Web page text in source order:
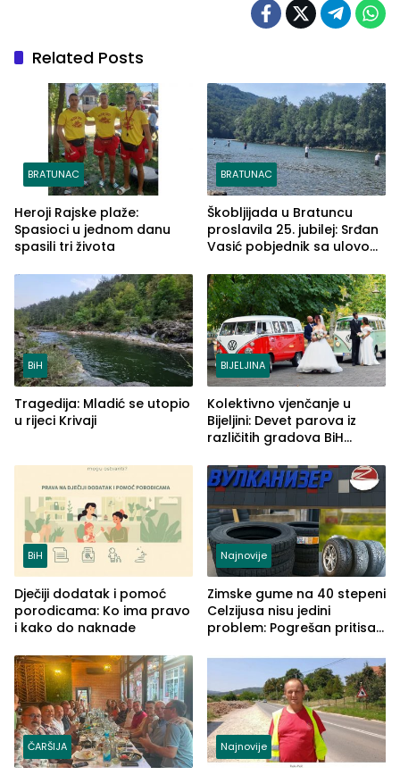
Related Posts
BRATUNAC
Heroji Rajske plaže:
Spasioci u jednom danu
spasili tri života
BRATUNAC
Škobljijada u Bratuncu
proslavila 25. jubilej: Srđan
Vasić pobjednik sa ulovom
BiH
Tragedija: Mladić se utopio
u rijeci Krivaji
BIJELJINA
Kolektivno vjenčanje u
Bijeljini: Devet parova iz
različitih gradova BiH
BiH
Dječiji dodatak i pomoć
porodicama: Ko ima pravo
i kako do naknade
Najnovije
Zimske gume na 40 stepeni
Celzijusa nisu jedini
problem: Pogrešan pritisak
ČARŠIJA Najnovije